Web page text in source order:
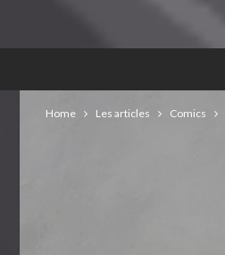
Home Les articles Comics